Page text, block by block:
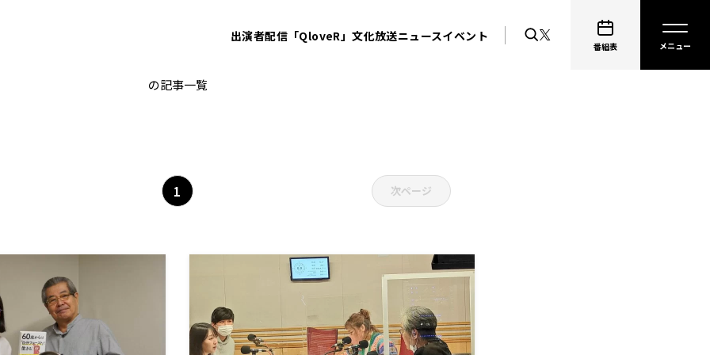
出演者配信「QloveR」文化放送ニュースイベント
番組表
の記事一覧
1 次ページ